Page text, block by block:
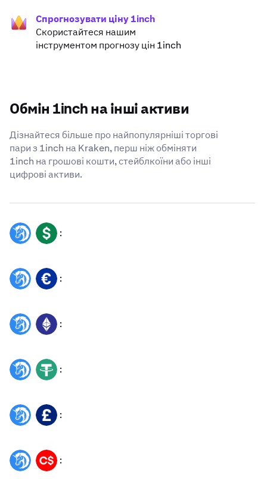
Спрогнозувати ціну 1inch
Скористайтеся нашим
інструментом прогнозу цін 1inch
Обмін 1inch на інші активи
Дізнайтеся більше про найпопулярніші торгові
пари з 1inch на Kraken, перш ніж обміняти
1inch на грошові кошти, стейблкоїни або інші
цифрові активи.
1INCH USD :
1INCH EUR :
1INCH ETH :
1INCH USDT :
1INCH GBP :
1INCH CAD :